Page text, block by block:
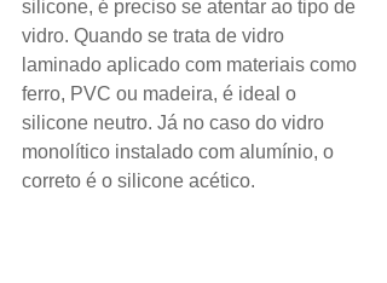
silicone, é preciso se atentar ao tipo de
vidro. Quando se trata de vidro
laminado aplicado com materiais como
ferro, PVC ou madeira, é ideal o
silicone neutro. Já no caso do vidro
monolítico instalado com alumínio, o
correto é o silicone acético.